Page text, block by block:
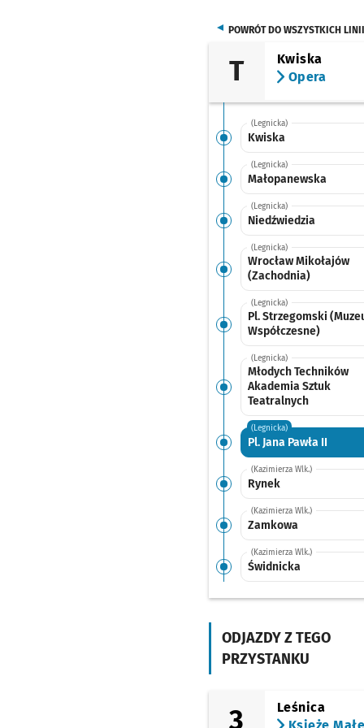
POWRÓT DO WSZYSTKICH LINII
T
Kwiska
Opera
(Legnicka)
Kwiska
(Legnicka)
Małopanewska
(Legnicka)
Niedźwiedzia
(Legnicka)
Wrocław Mikołajów
(Zachodnia)
(Legnicka)
Pl. Strzegomski
Współczesne)
(Legnicka)
Młodych Techników
Akademia Sztuk
Teatralnych
(Legnicka)
Pl. Jana Pawła II
(Kazimierza Wlk.)
Rynek
(Kazimierza Wlk.)
Zamkowa
(Kazimierza Wlk.)
Świdnicka
ODJAZDY Z TEGO
PRZYSTANKU
3
Leśnica